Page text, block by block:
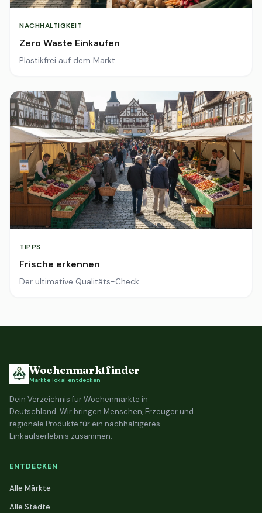
NACHHALTIGKEIT
Zero Waste Einkaufen
Plastikfrei auf dem Markt.
TIPPS
Frische erkennen
Der ultimative Qualitäts-Check.
Wochenmarktfinder
Märkte lokal entdecken
Dein Verzeichnis für Wochenmärkte in
Deutschland. Wir bringen Menschen, Erzeuger und
regionale Produkte für ein nachhaltigeres
Einkaufserlebnis zusammen.
ENTDECKEN
Alle Märkte
Alle Städte